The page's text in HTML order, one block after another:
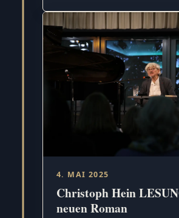
4. MAI 2025
Christoph Hein
neuen Roman